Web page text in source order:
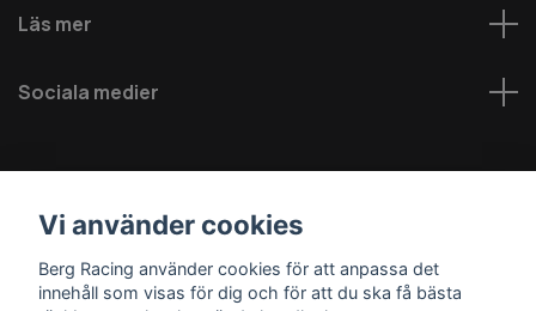
Läs mer
Sociala medier
© 2026 Berg MC AB - Alla rättigheter reserverade
Vi använder cookies
Berg Racing använder cookies för att anpassa det
innehåll som visas för dig och för att du ska få bästa